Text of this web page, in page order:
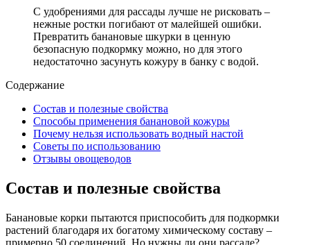
С удобрениями для рассады лучше не рисковать –
нежные ростки погибают от малейшей ошибки.
Превратить банановые шкурки в ценную
безопасную подкормку можно, но для этого
недостаточно засунуть кожуру в банку с водой.
Содержание
Состав и полезные свойства
Способы применения банановой кожуры
Почему нельзя использовать водный настой
Советы по использованию
Отзывы овощеводов
Состав и полезные свойства
Банановые корки пытаются приспособить для подкормки
растений благодаря их богатому химическому составу –
примерно 50 соединений. Но нужны ли они рассаде?